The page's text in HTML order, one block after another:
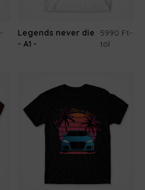
-
Legends never die
- A1
5990 Ft-
tól